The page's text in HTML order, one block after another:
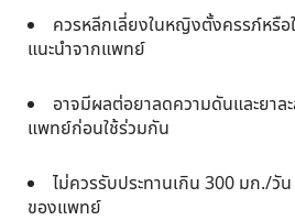
ควรหลีกเลี่ยงในหญิงตั้งครรภ์หรือ
แนะนำจากแพทย์
อาจมีผลต่อยาลดความดันและยาล
แพทย์ก่อนใช้ร่วมกัน
ไม่ควรรับประทานเกิน 300 มก./วั
ของแพทย์